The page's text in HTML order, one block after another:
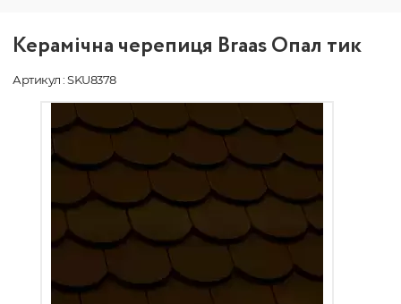
Керамічна черепиця Braas Опал тик
Артикул : SKU8378